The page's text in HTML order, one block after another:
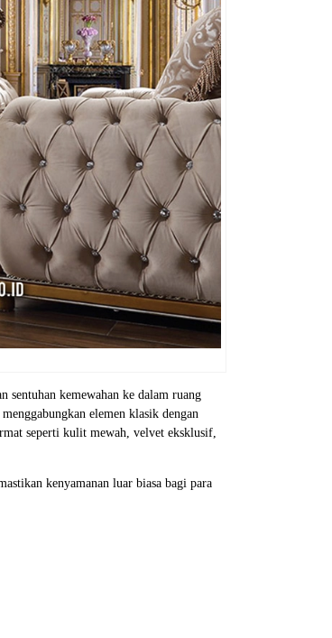
sentuhan kemewahan ke dalam ruang
elemen klasik dengan
seperti kulit mewah, velvet eksklusif,
kenyamanan luar biasa bagi para